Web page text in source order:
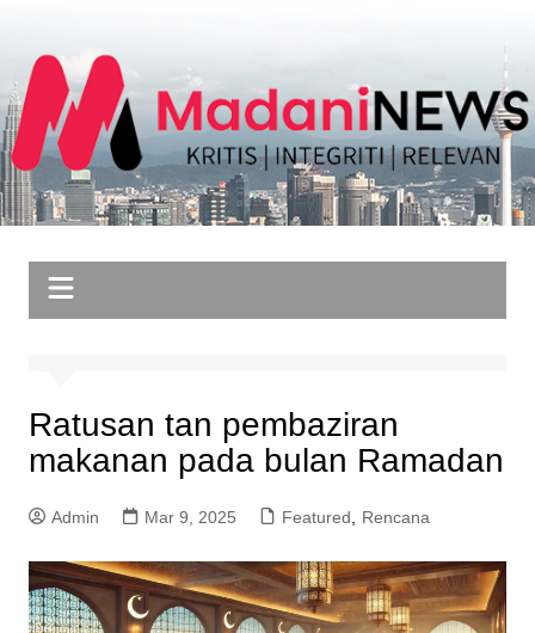
content
Ratusan tan pembaziran
makanan pada bulan Ramadan
Admin Mar 9, 2025 Featured, Rencana